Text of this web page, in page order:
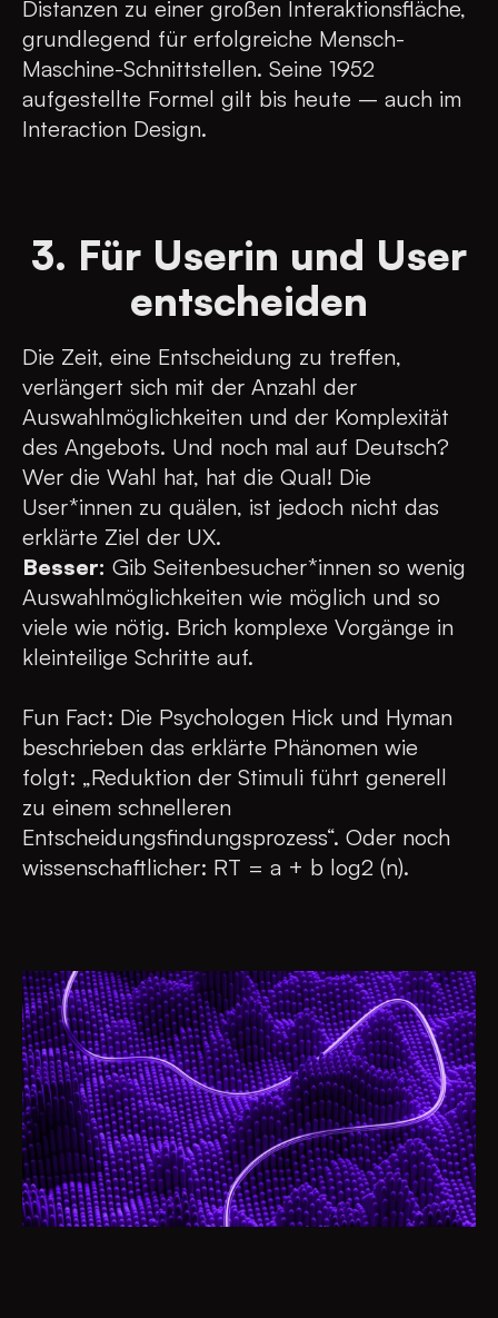
Distanzen zu einer großen Interaktionsfläche,
grundlegend für erfolgreiche Mensch-
Maschine-Schnittstellen. Seine 1952
aufgestellte Formel gilt bis heute – auch im
Interaction Design.
3. Für Userin und User
entscheiden
Die Zeit, eine Entscheidung zu treffen,
verlängert sich mit der Anzahl der
Auswahlmöglichkeiten und der Komplexität
des Angebots. Und noch mal auf Deutsch?
Wer die Wahl hat, hat die Qual! Die
User*innen zu quälen, ist jedoch nicht das
erklärte Ziel der UX.
Besser: Gib Seitenbesucher*innen so wenig
Auswahlmöglichkeiten wie möglich und so
viele wie nötig. Brich komplexe Vorgänge in
kleinteilige Schritte auf.
Fun Fact: Die Psychologen Hick und Hyman
beschrieben das erklärte Phänomen wie
folgt: „Reduktion der Stimuli führt generell
zu einem schnelleren
Entscheidungsfindungsprozess“. Oder noch
wissenschaftlicher: RT = a + b log2 (n).